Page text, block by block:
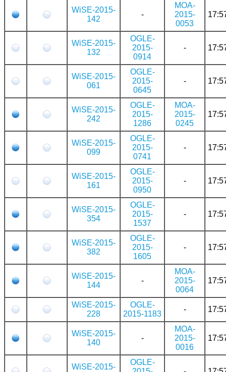
WiSE-2015-
142
-
MOA-
2015-
0053
WiSE-2015-
132
OGLE-
2015-
0914
-
WiSE-2015-
061
OGLE-
2015-
0645
-
WiSE-2015-
242
OGLE-
2015-
1286
MOA-
2015-
0245
WiSE-2015-
099
OGLE-
2015-
0741
-
WiSE-2015-
161
OGLE-
2015-
0950
-
WiSE-2015-
354
OGLE-
2015-
1537
-
WiSE-2015-
382
OGLE-
2015-
1605
-
WiSE-2015-
144
-
MOA-
2015-
0064
WiSE-2015-
228
OGLE-
2015-1183
-
WiSE-2015-
140
-
MOA-
2015-
0016
WiSE-2015-
OGLE-